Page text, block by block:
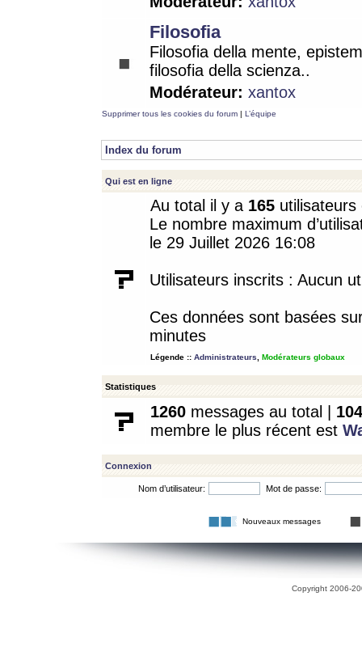
Filosofia
Filosofia della mente,
filosofia della scienza..
Modérateur: xantox
Supprimer tous les cookies du forum | L’équipe
Index du forum
Qui est en ligne
Au total il y a 165
Le nombre maximum
le 29 Juillet 2026 16:08
Utilisateurs inscrits : Aucun
Ces données sont basées
minutes
Légende :: Administrateurs Modérateurs globaux
Statistiques
1260 messages au total | 104
membre le plus récent est
Connexion
Nom d’utilisateur: Mot de passe:
Nouveaux messages
Copyright 2006-